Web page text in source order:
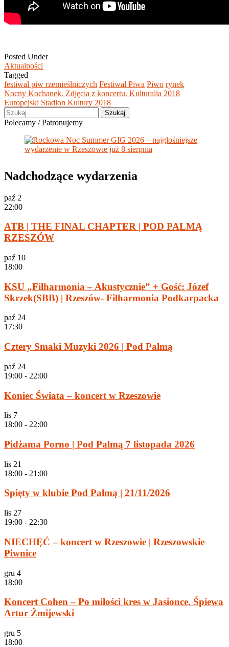
Posted Under
Aktualności
Tagged
festiwal piw rzemieślniczych Festiwal Piwa Piwo rynek
Post
navigation
Nocny Kochanek. Zdjęcia z koncertu. Kulturalia 2018
Europejski Stadion Kultury 2018
Szukaj:
Polecamy / Patronujemy
Nadchodzące wydarzenia
paź 2
22:00
ATB | THE FINAL CHAPTER | POD PALMĄ
RZESZÓW
paź 10
18:00
KSU „Filharmonia – Akustycznie” + Gość: Józef
Skrzek(SBB) | Rzeszów- Filharmonia Podkarpacka
paź 24
17:30
Cztery Smaki Muzyki 2026 | Pod Palmą
paź 24
19:00 - 22:00
Koniec Świata – koncert w Rzeszowie
lis 7
18:00 - 22:00
Pidżama Porno | Pod Palmą 7 listopada 2026
lis 21
18:00 - 21:00
Spięty w klubie Pod Palmą | 21/11/2026
lis 27
19:00 - 22:30
NIECHĘĆ – koncert w Rzeszowie | Rzeszowskie
Piwnice
gru 4
18:00
Koncert Cohen – Po miłości kres w Jasionce. Śpiewa
Artur Żmijewski
gru 5
18:00